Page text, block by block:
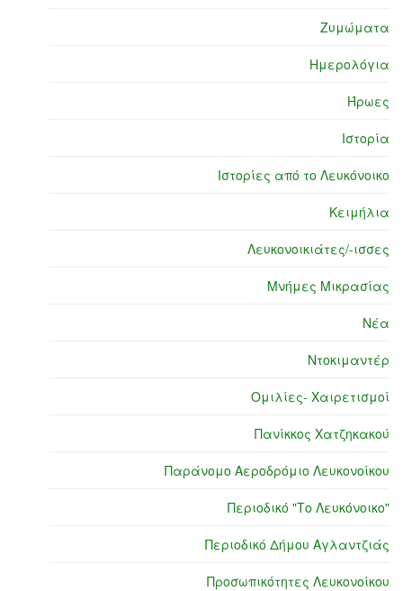
Ζυμώματα
Ημερολόγια
Ήρωες
Ιστορία
Ιστορίες από το Λευκόνοικο
Κειμήλια
Λευκονοικιάτες/-ισσες
Μνήμες Μικρασίας
Νέα
Ντοκιμαντέρ
Ομιλίες- Χαιρετισμοί
Πανίκκος Χατζηκακού
Παράνομο Αεροδρόμιο Λευκονοίκου
Περιοδικό "Το Λευκόνοικο"
Περιοδικό Δήμου Αγλαντζιάς
Προσωπικότητες Λευκονοίκου